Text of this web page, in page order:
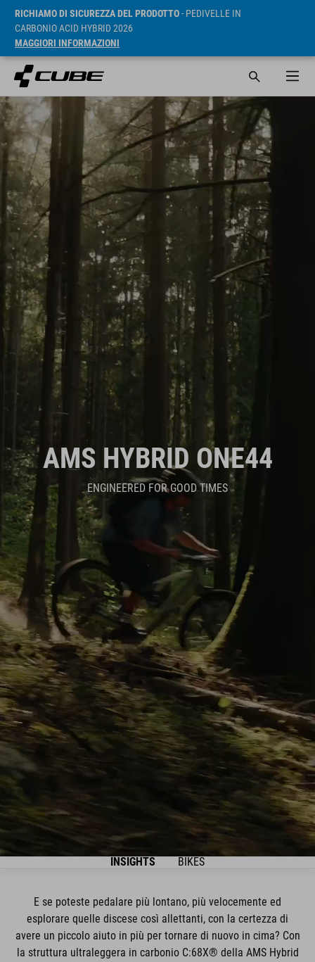
RICHIAMO DI SICUREZZA DEL PRODOTTO- PEDIVELLE IN
CARBONIO ACID HYBRID 2026
MAGGIORI INFORMAZIONI
AMS HYBRID ONE44
ENGINEERED FOR GOOD TIMES
INSIGHTS BIKES
E se poteste pedalare più lontano, più velocemente ed
esplorare quelle discese così allettanti, con la certezza di
avere un piccolo aiuto in più per tornare di nuovo in cima? Con
la struttura ultraleggera in carbonio C:68X® della AMS Hybrid